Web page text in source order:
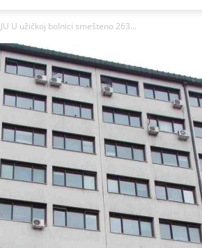
U užičkoj bolnici smešteno 263...